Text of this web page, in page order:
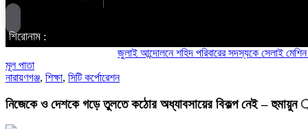
শিরোনাম :
জুলাই আন্দোলনে শহিদ পরিবারের সদস্যকে সেলাই মেশিন
মূল পাতা
নারায়ণগঞ্জ, শিক্ষা, সিটি কর্পোরেশন
নিজেকে ও দেশকে গড়ে তুলতে কঠোর অধ্যাবসায়ের বিকল্প নেই –